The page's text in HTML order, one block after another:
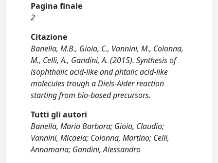
Pagina finale
2
Citazione
Banella, M.B., Gioia, C., Vannini, M., Colonna,
M., Celli, A., Gandini, A. (2015). Synthesis of
isophthalic acid-like and phtalic acid-like
molecules trough a Diels-Alder reaction
starting from bio-based precursors.
Tutti gli autori
Banella, Maria Barbara; Gioia, Claudio;
Vannini, Micaela; Colonna, Martino; Celli,
Annamaria; Gandini, Alessandro